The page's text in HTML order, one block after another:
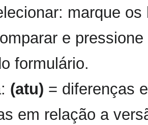
marque
e
formulário.
(atu) = diferenças
em relação a